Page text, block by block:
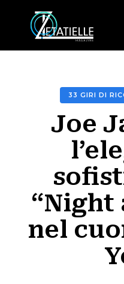
33 GIRI DI
Joe
“Night
nel